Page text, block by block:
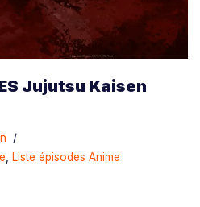
Jujutsu Kaisen
, Liste épisodes Anime